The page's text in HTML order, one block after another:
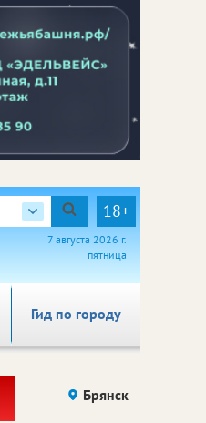
18+
7 августа 2026 г.
пятница
Гид по городу
Брянск